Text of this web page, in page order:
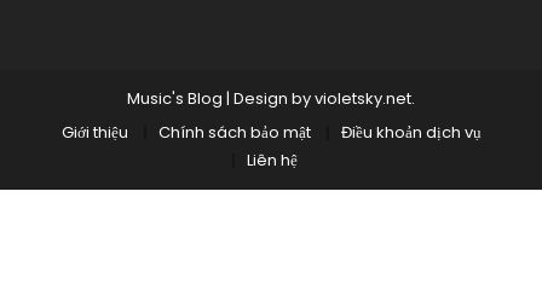
Music's Blog | Design byvioletsky.net.
Giới thiệu
Chính sách bảo mật
Điều khoản dịch vụ
Liên hệ